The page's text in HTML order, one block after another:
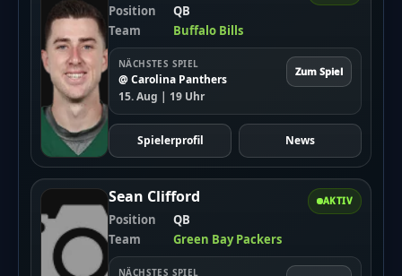
Position
QB
Team
Buffalo Bills
NÄCHSTES SPIEL
@ Carolina Panthers
15. Aug | 19 Uhr
Zum Spiel
Spielerprofil News
AKTIV
Sean Clifford
Position
QB
Team
Green Bay Packers
NÄCHSTES SPIEL